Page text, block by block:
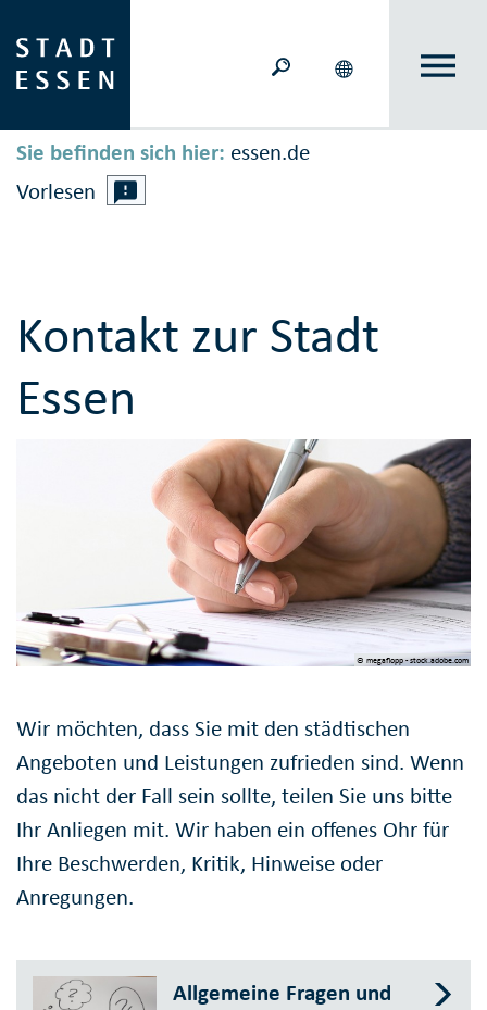
Sie befinden sich hier: essen.de
Vorlesen
Kontakt zur Stadt
Essen
© megaflopp - stock.adobe.com
Wir möchten, dass Sie mit den städtischen
Angeboten und Leistungen zufrieden sind. Wenn
das nicht der Fall sein sollte, teilen Sie uns bitte
Ihr Anliegen mit. Wir haben ein offenes Ohr für
Ihre Beschwerden, Kritik, Hinweise oder
Anregungen.
Allgemeine Fragen und